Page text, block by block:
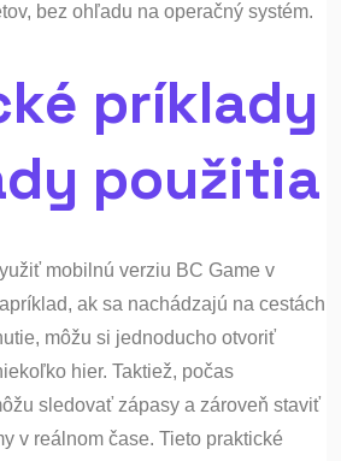
bez ohľadu na operačný systém.
príklady
použitia
mobilnú verziu BC Game v
ak sa nachádzajú na cestách
môžu si jednoducho otvoriť
hier. Taktiež, počas
sledovať zápasy a zároveň staviť
v reálnom čase. Tieto praktické